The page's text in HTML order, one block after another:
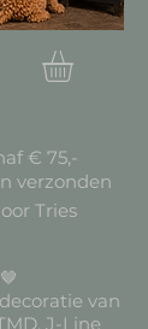
€ 75,-
verzonden
Tries
van
J-Line